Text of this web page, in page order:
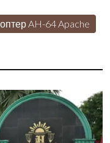
AH-64 Apache